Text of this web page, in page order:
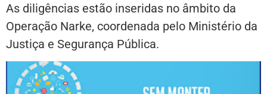
As diligências estão inseridas no âmbito da
Operação Narke, coordenada pelo Ministério da
Justiça e Segurança Pública.